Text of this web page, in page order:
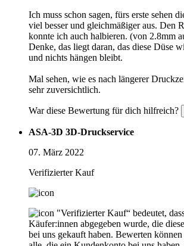
Ich muss schon sagen, fürs erste sehen
viel besser und gleichmäßiger aus. Den
konnte ich auch halbieren. (von 2.8mm
Denke, das liegt daran, das diese Düse
und nichts hängen bleibt.
Mal sehen, wie es nach längerer
sehr zuversichtlich.
War diese Bewertung für dich hilfreich?
ASA-3D 3D-Druckservice
07. März 2022
Verifizierter Kauf
"Verifizierter Kauf“ bedeutet,
Käufer:innen abgegeben wurde, die
bei uns gekauft haben. Bewerten